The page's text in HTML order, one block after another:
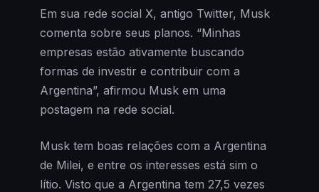
Em sua rede social X, antigo Twitter, Musk
comenta sobre seus planos. “Minhas
empresas estão ativamente buscando
formas de investir e contribuir com a
Argentina”, afirmou Musk em uma
postagem na rede social.
Musk tem boas relações com a Argentina
de Milei, e entre os interesses está sim o
lítio. Visto que a Argentina tem 27,5 vezes